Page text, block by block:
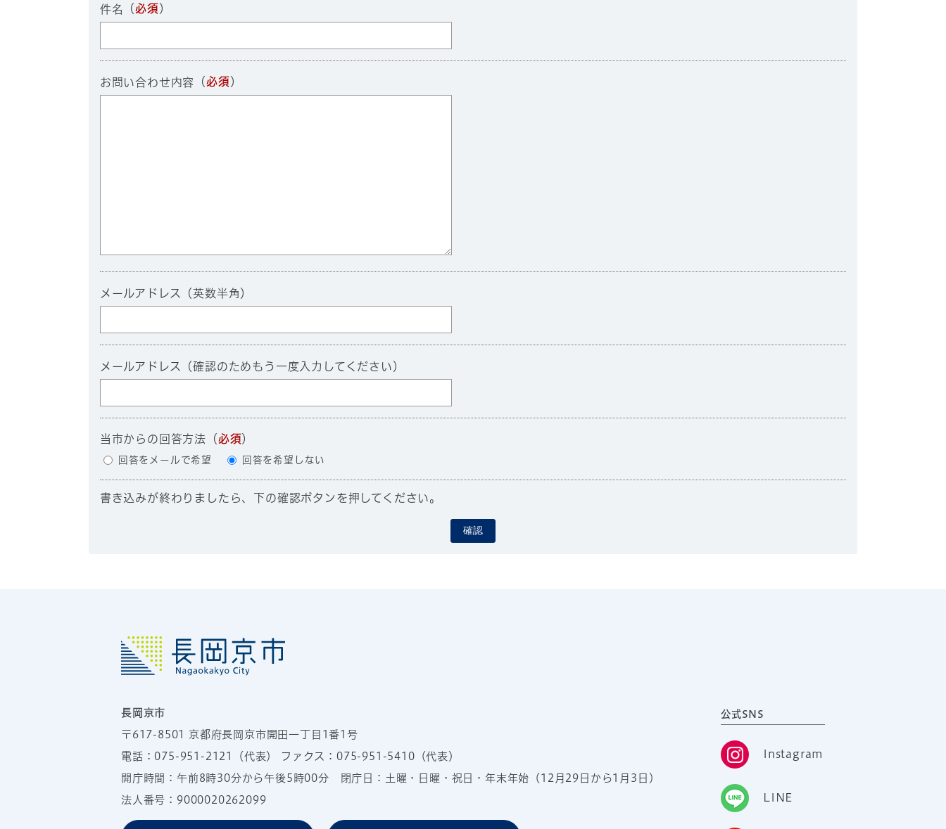
件名 （必須 ）
お問い合わせ内容 （必須 ）
メールアドレス（英数半角）
メールアドレス（確認のためもう一度入力してください）
当市からの回答方法 （必須）
回答をメールで希望 回答を希望しない
書き込みが終わりましたら、下の確認ボタンを押してください。
確認
長岡京市
〒617-8501 京都府長岡京市開田一丁目1番1号
電話：075-951-2121 （代表） ファクス：075-951-5410（代表）
開庁時間：午前8時30分から午後5時00分 閉庁日：土曜・日曜・祝日・年末年始（12月29日から1月3日）
法人番号：9000020262099
公式SNS
Instagram
LINE